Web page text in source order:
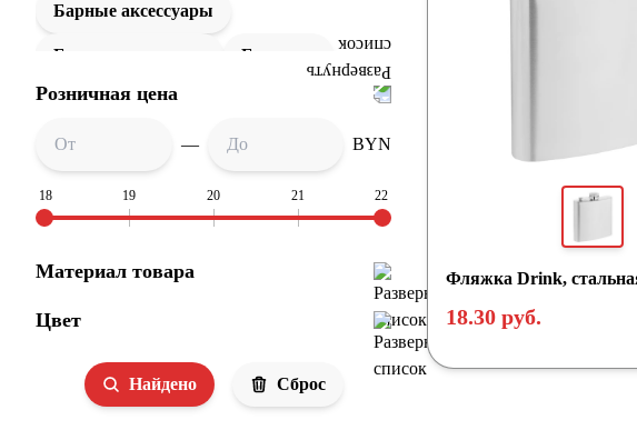
Барные аксессуары
Бокалы и стаканы Бутылки
Заварочные чайники
Кружки
Ланчбоксы (контейнеры для еды)
Наборы для виски
Наборы для сыра
Одноразовая БИО посуда
Термокружки Термосы
Чайные пары
Розничная цена
— BYN
18 19 20 21 22
Материал товара
Цвет
Найдено Сброс
Фляжка Drink,
18.30 руб.